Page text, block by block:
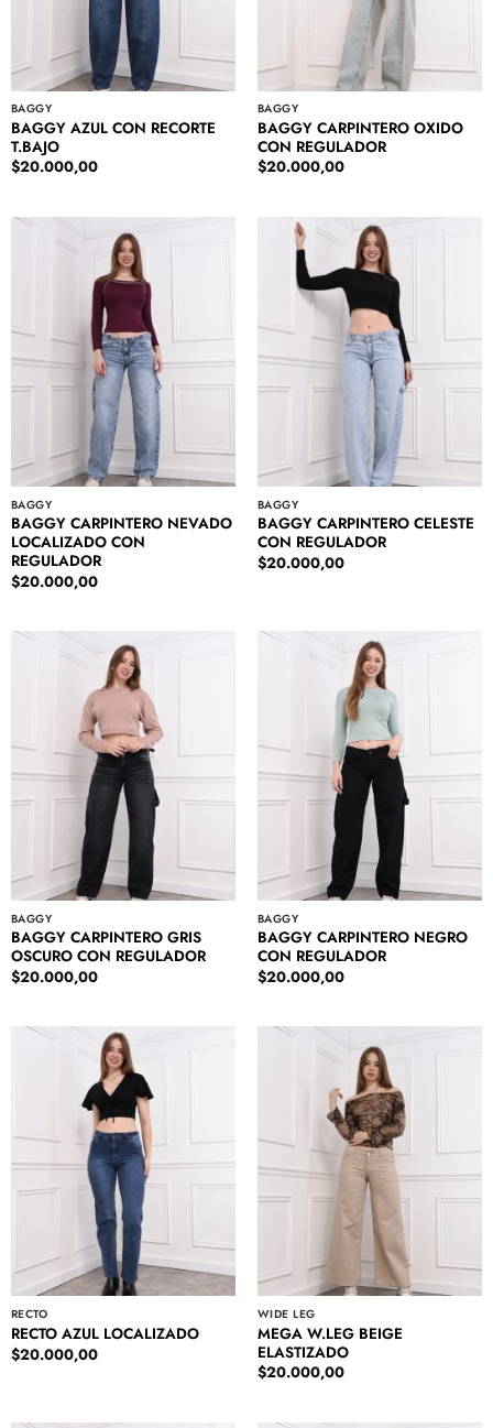
BAGGY
BAGGY AZUL CON RECORTE
T.BAJO
$20.000,00
BAGGY
BAGGY CARPINTERO OXIDO
CON REGULADOR
$20.000,00
BAGGY
BAGGY CARPINTERO NEVADO
LOCALIZADO CON
REGULADOR
$20.000,00
BAGGY
BAGGY CARPINTERO CELESTE
CON REGULADOR
$20.000,00
BAGGY
BAGGY CARPINTERO GRIS
OSCURO CON REGULADOR
$20.000,00
BAGGY
BAGGY CARPINTERO NEGRO
CON REGULADOR
$20.000,00
RECTO
RECTO AZUL LOCALIZADO
$20.000,00
WIDE LEG
MEGA W.LEG BEIGE
ELASTIZADO
$20.000,00